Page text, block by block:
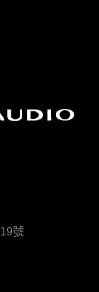
號